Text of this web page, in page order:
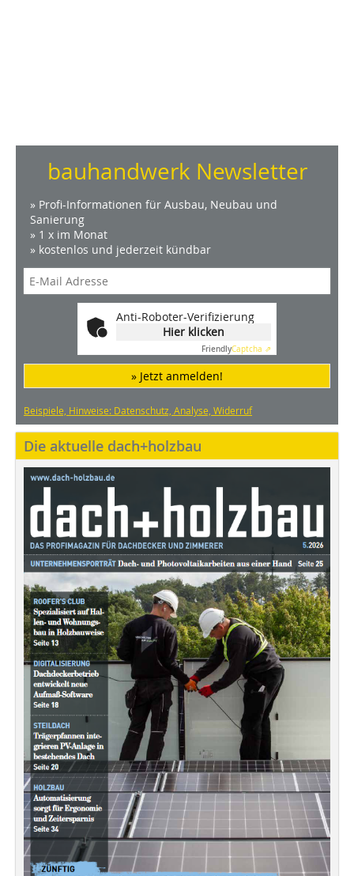
bauhandwerk Newsletter
» Profi-Informationen für Ausbau, Neubau und
Sanierung
» 1 x im Monat
» kostenlos und jederzeit kündbar
Anti-Roboter-Verifizierung
Hier klicken
FriendlyCaptcha ⇗
» Jetzt anmelden!
Beispiele, Hinweise: Datenschutz, Analyse, Widerruf
Die aktuelle dach+holzbau